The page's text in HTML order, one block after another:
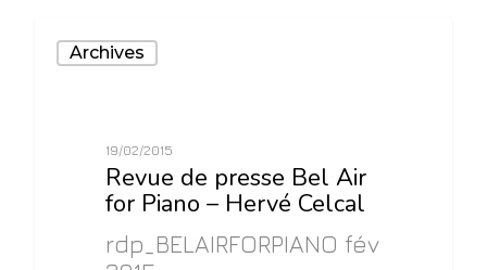
Archives
19/02/2015
Revue de presse Bel Air
for Piano – Hervé Celcal
rdp_BELAIRFORPIANO fév